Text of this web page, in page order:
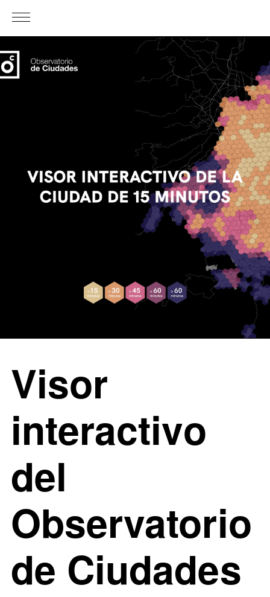
Visor
interactivo
del
Observatorio
de Ciudades